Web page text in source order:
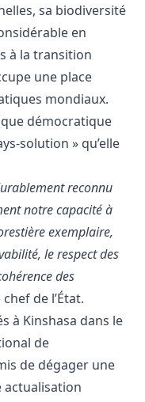
sa biodiversité
en
à la transition
une place
mondiaux.
démocratique
solution » qu’elle
reconnu
notre capacité à
exemplaire,
le respect des
des
de l’État.
à Kinshasa dans le
de
de dégager une
actualisation